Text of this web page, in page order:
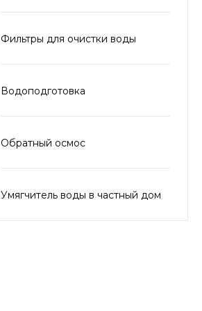
Фильтры для очистки воды
Водоподготовка
Обратный осмос
Умягчитель воды в частный дом